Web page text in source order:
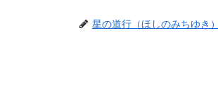
星の道行（ほしのみちゆき）